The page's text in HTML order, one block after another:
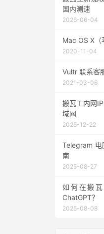
国内测速
2026-06-04
Mac OS X（
2020-11-04
Vultr 联系客
2021-03-06
搬瓦工内网
域网
2025-12-22
Telegram
南
2025-08-27
如何在搬
ChatGPT？
2025-08-08